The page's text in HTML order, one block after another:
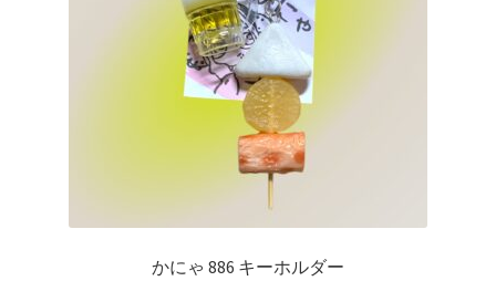
特定商取引法に基づく表記
かにゃ 886 キーホルダー